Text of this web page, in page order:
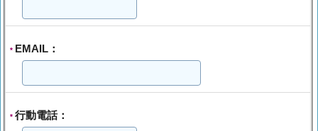
* EMAIL：
* 行動電話：